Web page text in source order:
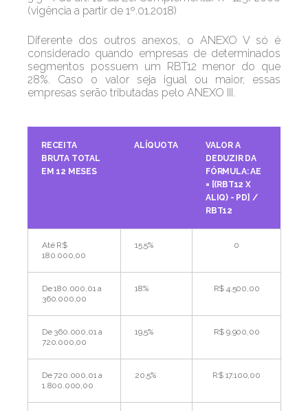
(vigência a partir de 1º.01.2018)
Diferente dos outros anexos, o ANEXO V só é
considerado quando empresas de determinados
segmentos possuem um RBT12 menor do que
28%. Caso o valor seja igual ou maior, essas
empresas serão tributadas pelo ANEXO III.
RECEITA
BRUTA TOTAL
EM 12 MESES
ALÍQUOTA
VALOR A
DEDUZIR DA
FÓRMULA: AE
= [(RBT12 X
ALIQ) - PD] /
RBT12
Até R$
180.000,00
15,5% 0
De 180.000,01 a
360.000,00
18% R$ 4.500,00
De 360.000,01 a
720.000,00
19,5% R$ 9.900,00
De 720.000,01 a
1.800.000,00
20,5% R$ 17.100,00